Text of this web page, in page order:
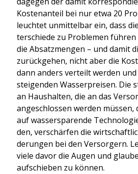
Kos­ten­an­teil bei nur etwa 20
leuch­tet unmit­tel­bar ein, dass
ter­schie­de zu Pro­ble­men füh­ren
die Absatz­men­gen – und damit
zurück­ge­hen, nicht aber die
dann anders ver­teilt wer­den
stei­gen­den Was­ser­prei­sen. Die
an Haus­hal­ten, die an das
ange­schlos­sen wer­den müs­sen,
auf was­ser­spa­ren­de
den, ver­schär­fen die
de­run­gen bei den Ver­sor­gern.
vie­le davor die Augen und
auf­schie­ben zu kön­nen.